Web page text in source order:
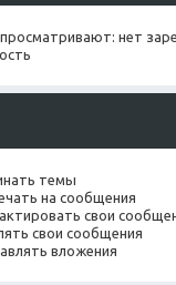
нет
темы
на сообщения
свои
свои сообщения
вложения